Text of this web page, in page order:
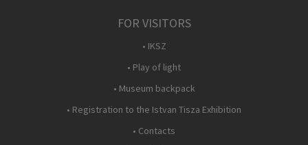
FOR VISITORS
• IKSZ
• Play of light
• Museum backpack
• Registration to the Istvan Tisza Exhibition
• Contacts